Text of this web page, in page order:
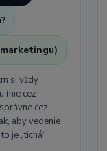
si vždy
(nie cez
cez
aby vedenie
je „tichá“